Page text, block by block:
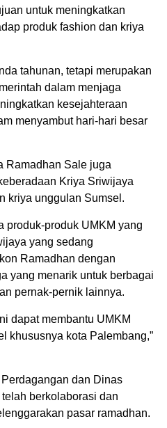
untuk meningkatkan
produk fashion dan kriya
tahunan, tetapi merupakan
dalam menjaga
kesejahteraan
menyambut hari-hari besar
Ramadhan Sale juga
Kriya Sriwijaya
kriya unggulan Sumsel.
produk-produk UMKM yang
yang sedang
Ramadhan dengan
yang menarik untuk berbagai
pernak-pernik lainnya.
dapat membantu UMKM
khususnya kota Palembang,”
dan Dinas
berkolaborasi dan
pasar ramadhan.